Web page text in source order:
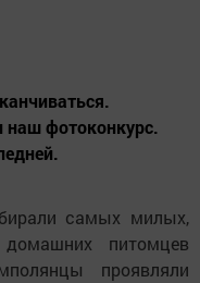
наш фотоконкурс.
самых милых,
питомцев
проявляли